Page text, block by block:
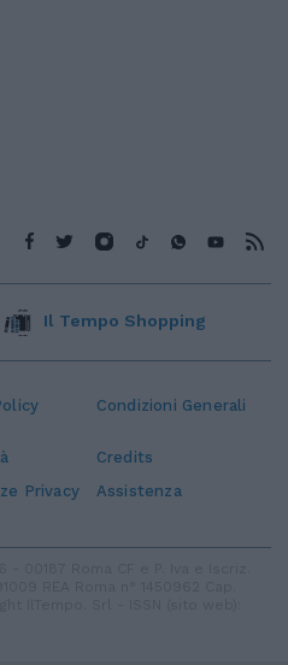
Condizioni Generali
Credits
Privacy Assistenza
Il Tempo Shopping